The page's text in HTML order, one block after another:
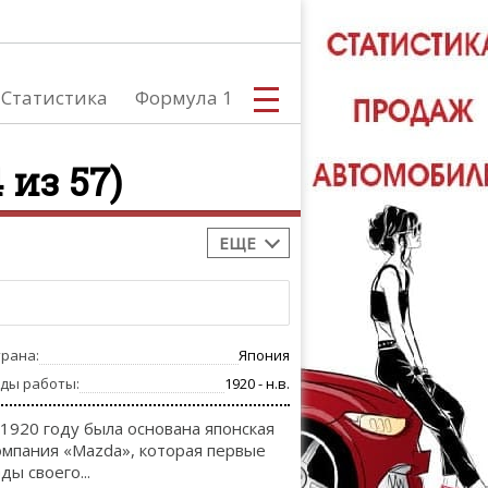
Статистика Формула 1
из 57)
ЕЩЕ
Япония
работы:
1920 - н.в.
году была основана японская
«Mazda», которая первые
своего...